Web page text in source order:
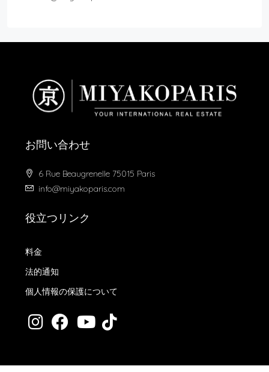
お問い合わせ
6 Rue Beaugrenelle 75015 Paris
info@miyakoparis.com
役立つリンク
料金
法的通知
個人情報の保護について